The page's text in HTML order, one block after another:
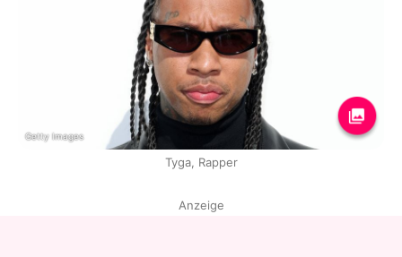
Getty Images
Tyga, Rapper
Anzeige